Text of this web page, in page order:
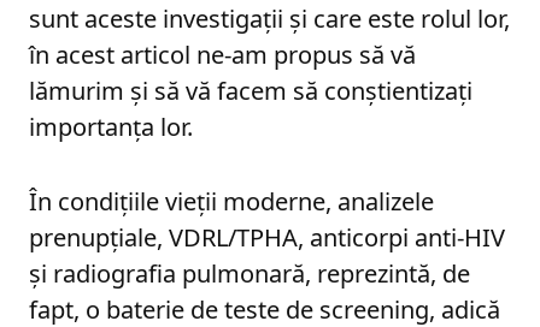
sunt aceste investigații și care este rolul lor,
în acest articol ne-am propus să vă
lămurim și să vă facem să conștientizați
importanța lor.
În condițiile vieții moderne, analizele
prenupțiale, VDRL/TPHA, anticorpi anti-HIV
și radiografia pulmonară, reprezintă, de
fapt, o baterie de teste de screening, adică